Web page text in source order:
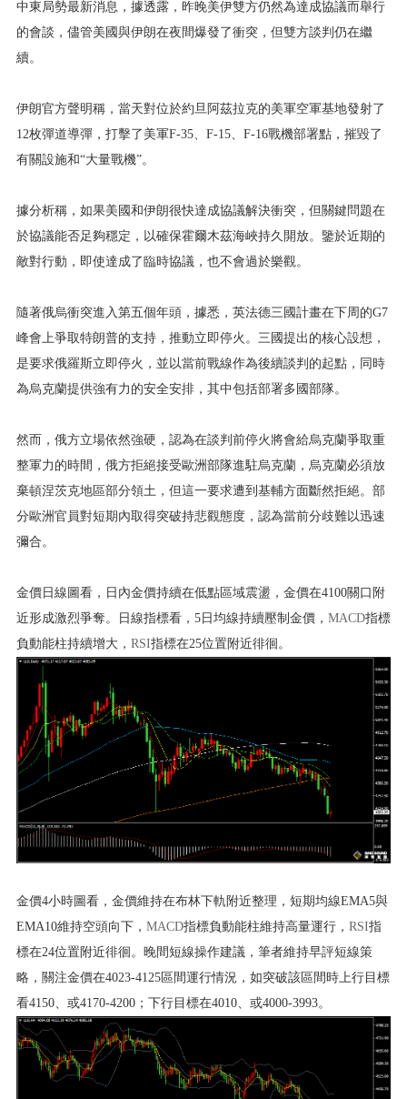
中東局勢最新消息，據透露，昨晚美伊雙方仍然為達成協議而舉行
的會談，儘管美國與伊朗在夜間爆發了衝突，但雙方談判仍在繼
續。
伊朗官方聲明稱，當天對位於約旦阿茲拉克的美軍空軍基地發射了
12枚彈道導彈，打擊了美軍F-35、F-15、F-16戰機部署點，摧毀了
有關設施和“大量戰機”。
據分析稱，如果美國和伊朗很快達成協議解決衝突，但關鍵問題在
於協議能否足夠穩定，以確保霍爾木茲海峽持久開放。鑒於近期的
敵對行動，即使達成了臨時協議，也不會過於樂觀。
隨著俄烏衝突進入第五個年頭，據悉，英法德三國計畫在下周的G7
峰會上爭取特朗普的支持，推動立即停火。三國提出的核心設想，
是要求俄羅斯立即停火，並以當前戰線作為後續談判的起點，同時
為烏克蘭提供強有力的安全安排，其中包括部署多國部隊。
然而，俄方立場依然強硬，認為在談判前停火將會給烏克蘭爭取重
整軍力的時間，俄方拒絕接受歐洲部隊進駐烏克蘭，烏克蘭必須放
棄頓涅茨克地區部分領土，但這一要求遭到基輔方面斷然拒絕。部
分歐洲官員對短期內取得突破持悲觀態度，認為當前分歧難以迅速
彌合。
金價日線圖看，日內金價持續在低點區域震盪，金價在4100關口附
近形成激烈爭奪。日線指標看，5日均線持續壓制金價， MACD指標
負動能柱持續增大， RSI指標在25位置附近徘徊。
金價4小時圖看，金價維持在布林下軌附近整理，短期均線EMA5與
EMA10維持空頭向下， MACD指標負動能柱維持高量運行， RSI指
標在24位置附近徘徊。晚間短線操作建議，筆者維持早評短線策
略，關注金價在4023-4125區間運行情況，如突破該區間時上行目標
看4150、或4170-4200；下行目標在4010、或4000-3993。